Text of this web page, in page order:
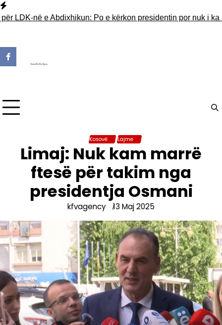
Skip
to
në e Abdixhikun: Po e kërkon presidentin por nuk i ka 30
Kosovë Lajme
Limaj: Nuk kam marrë
ftesë për takim nga
presidentja Osmani
kfvagency 13 Maj 2025